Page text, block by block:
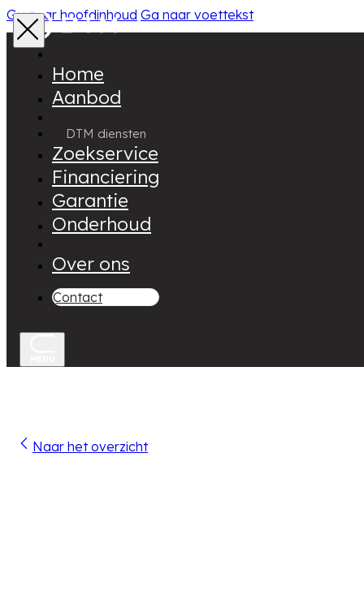
Ga naar hoofdinhoud Ga naar voettekst
Home
Aanbod
DTM diensten
Zoekservice
Financiering
Garantie
Onderhoud
Over ons
Contact
Naar het overzicht